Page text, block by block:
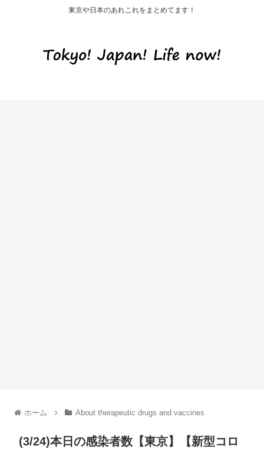
東京や日本のあれこれをまとめてます！
ホーム About therapeutic drugs and vaccines
(3/24)本日の感染者数【東京】【新型コロ